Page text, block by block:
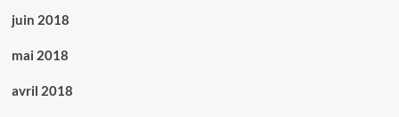
juin 2018
mai 2018
avril 2018